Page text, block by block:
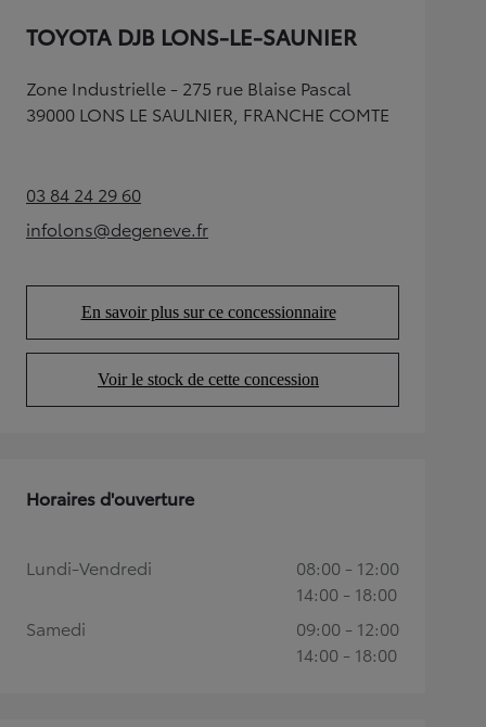
TOYOTA DJB LONS-LE-SAUNIER
Zone Industrielle - 275 rue Blaise Pascal
39000 LONS LE SAULNIER, FRANCHE COMTE
03 84 24 29 60(Opens in new tab)
infolons@degeneve.fr
(Opens in new tab)
En savoir plus sur ce concessionnaire
(Opens in new tab)
Voir le stock de cette concession
(Opens in new tab)
Horaires d'ouverture
Lundi-Vendredi
08:00 - 12:00
14:00 - 18:00
Samedi
09:00 - 12:00
14:00 - 18:00